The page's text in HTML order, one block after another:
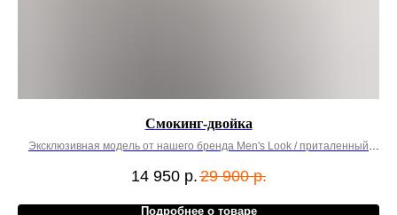
Смокинг-двойка
Эксклюзивная модель от нашего бренда Men's Look / приталенный
14 950 р.29 900 р.
Подробнее о товаре